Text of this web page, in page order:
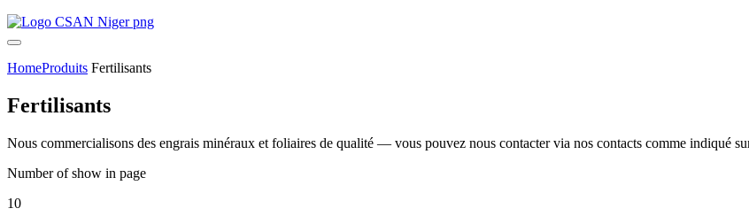
HomeProduits Fertilisants
Fertilisants
Nous commercialisons des engrais minéraux et foliaires de qualité — vous pouvez nous contacter via nos contacts comme indiqué
Number of show in page
10